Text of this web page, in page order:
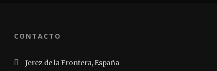
CONTACTO
Jerez de la Frontera, España